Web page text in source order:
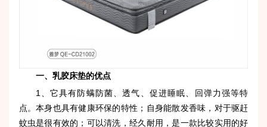
一、乳胶床垫的优点
1、它具有防螨防菌、透气、促进睡眠、回弹力强等特
点。本身也具有健康环保的特性；自身能散发香味，对于驱赶
蚊虫是很有效的；可以清洗，经久耐用，是一款比较实用的好